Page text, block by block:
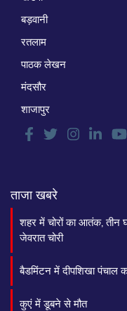
बड़वानी
रतलाम
पाठक लेखन
मंदसौर
शाजापुर
ताजा खबरे
शहर में चोरों का आतंक,
जेवरात चोरी
बैडमिंटन में दीपशिखा पंचाल
कुएं में डूबने से मौत